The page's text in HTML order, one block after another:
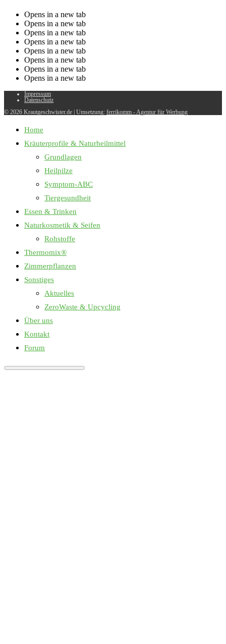
Opens in a new tab
Opens in a new tab
Opens in a new tab
Opens in a new tab
Opens in a new tab
Opens in a new tab
Opens in a new tab
Opens in a new tab
Impressum
Datenschutz
© 2026 Krautgeschwister.de Umsetzung: ferrikomm - Agentur für Werbung
Home
Kräuterprofile & Naturheilmittel
Grundlagen
Heilpilze
Symptom-ABC
Tiergesundheit
Essen & Trinken
Naturkosmetik & Seifen
Rohstoffe
Thermomix®
Zimmerpflanzen
Sonstiges
Aktuelles
ZeroWaste & Upcycling
Über uns
Kontakt
Forum